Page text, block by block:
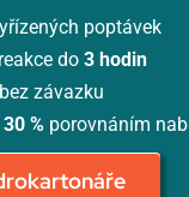
poptávek
do 3 hodin
závazku
%porovnáním